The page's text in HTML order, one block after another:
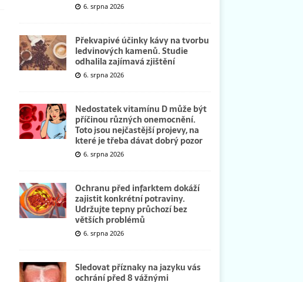
6. srpna 2026
Překvapivé účinky kávy na tvorbu
ledvinových kamenů. Studie
odhalila zajímavá zjištění
6. srpna 2026
Nedostatek vitamínu D může být
příčinou různých onemocnění.
Toto jsou nejčastější projevy, na
které je třeba dávat dobrý pozor
6. srpna 2026
Ochranu před infarktem dokáží
zajistit konkrétní potraviny.
Udržujte tepny průchozí bez
větších problémů
6. srpna 2026
Sledovat příznaky na jazyku vás
ochrání před 8 vážnými